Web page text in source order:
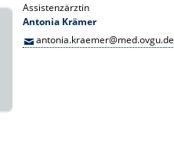
Assistenzärztin
Antonia Krämer
antonia.kraemer@med.ovgu.de